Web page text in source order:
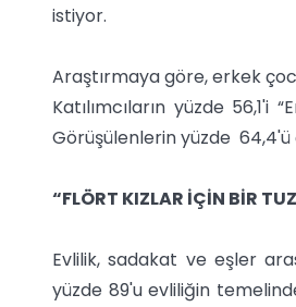
istiyor.
Araştırmaya göre, erkek
Katılımcıların yüzde
Görüşülenlerin yüzde
“FLÖRT KIZLAR İÇİN BİR
Evlilik, sadakat ve eşler
yüzde 89'u evliliğin